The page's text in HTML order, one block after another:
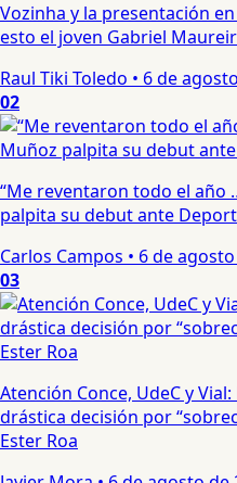
Vozinha y la presentación
esto el joven Gabriel
Raul Tiki Toledo • 6 de
02
“Me reventaron todo el año
palpita su debut ante
Carlos Campos • 6 de
03
Atención Conce, UdeC y
drástica decisión por
Ester Roa